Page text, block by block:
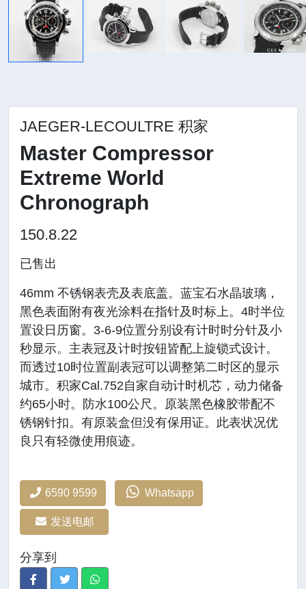
JAEGER-LECOULTRE 积家
Master Compressor
Extreme World
Chronograph
150.8.22
已售出
46mm 不锈钢表壳及表底盖。蓝宝石水晶玻璃，
黑色表面附有夜光涂料在指针及时标上。4时半位
置设日历窗。3-6-9位置分别设有计时时分针及小
秒显示。主表冠及计时按钮皆配上旋锁式设计。
而透过10时位置副表冠可以调整第二时区的显示
城市。积家Cal.752自家自动计时机芯，动力储备
约65小时。防水100公尺。原装黑色橡胶带配不
锈钢针扣。有原装盒但没有保用证。此表状况优
良只有轻微使用痕迹。
6590 9599 Whatsapp
发送电邮
分享到